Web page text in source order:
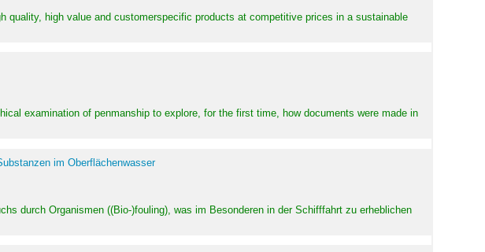
high value and customerspecific products at competitive prices in a sustainable
examination of penmanship to explore, for the first time, how documents were made in
im Oberflächenwasser
durch Organismen ((Bio-)fouling), was im Besonderen in der Schifffahrt zu erheblichen